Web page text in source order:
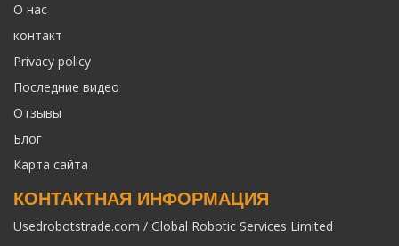
О нас
контакт
Privacy policy
Последние видео
Отзывы
Блог
Карта сайта
КОНТАКТНАЯ ИНФОРМАЦИЯ
Usedrobotstrade.com / Global Robotic Services Limited